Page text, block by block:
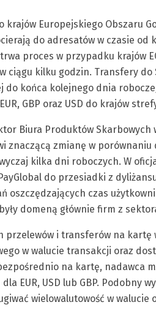
krajów Europejskiego Obszaru
do adresatów w czasie
trwa proces w przypadku krajów
ciągu kilku godzin. Transfery do
do końca kolejnego dnia
GBP oraz USD do krajów
Biura Produktów Skarbowych
znaczącą zmianę w
kilka dni roboczych. W
do przesiadki z
oszczędzających czas
domeną głównie firm z
przelewów i transferów na
w walucie transakcji oraz
na kartę, nadawca
EUR, USD lub GBP. Podobny
wielowalutowość w